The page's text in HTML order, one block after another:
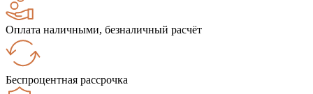
Оплата наличными, безналичный расчёт
Беспроцентная рассрочка